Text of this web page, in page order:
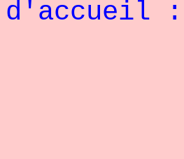
d'accueil :